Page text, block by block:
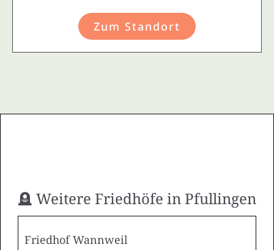
Zum Standort
🪦 Weitere Friedhöfe in Pfullingen
Friedhof Wannweil